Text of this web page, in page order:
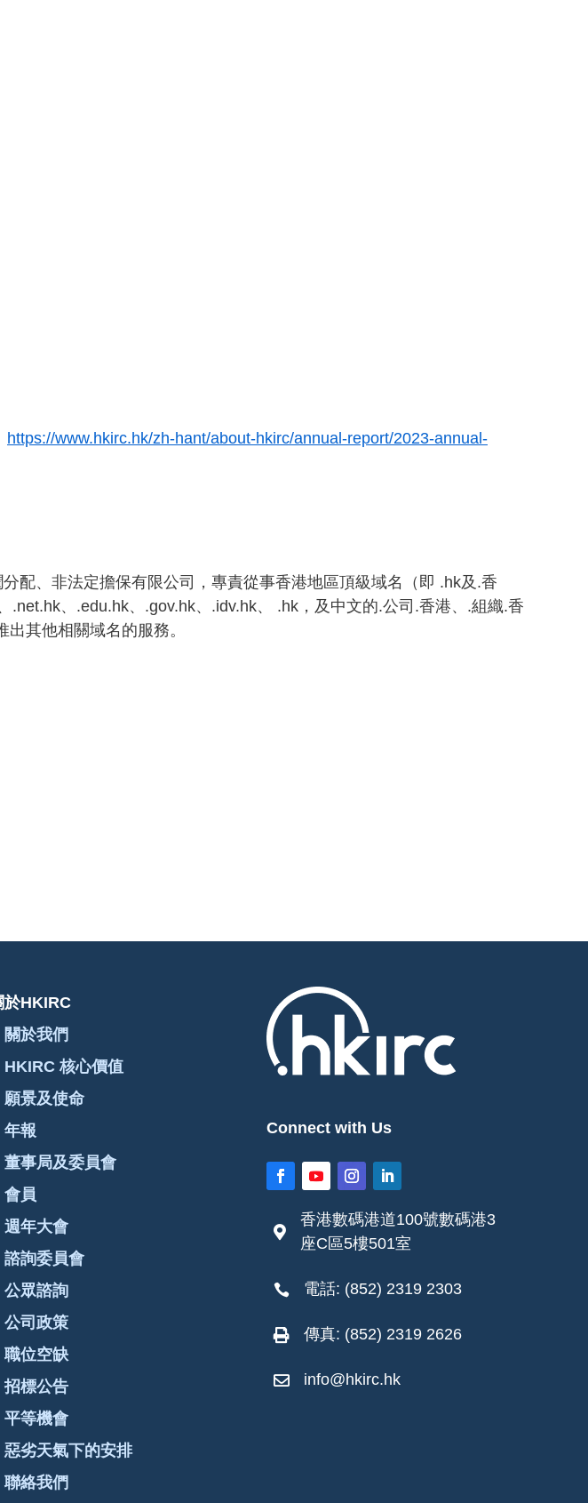
https://www.hkirc.hk/zh-hant/about-hkirc/annual-report/2023-annual-
配、非法定擔保有限公司，專責從事香港地區頂級域名（即 .hk及.香
、.edu.hk、.gov.hk、.idv.hk、 .hk，及中文的.公司.香港、.組織.香
其他相關域名的服務。
於HKIRC
關於我們
HKIRC 核心價值
願景及使命
年報
董事局及委員會
會員
週年大會
諮詢委員會
公眾諮詢
公司政策
職位空缺
招標公告
平等機會
惡劣天氣下的安排
聯絡我們
Connect with Us

香港數碼港道100號數碼港3
座C區5樓501室
 電話: (852) 2319 2303
 傳真: (852) 2319 2626
 info@hkirc.hk